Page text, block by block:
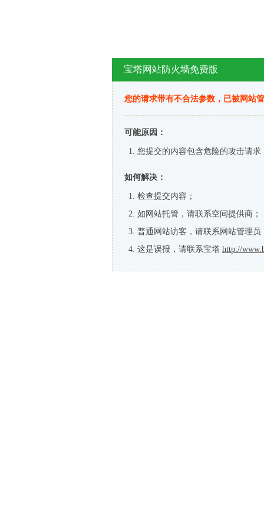
宝塔网站防火墙免费版
您的请求带有不合法参数，已被网站
可能原因：
您提交的内容包含危险的攻击请求
如何解决：
检查提交内容；
如网站托管，请联系空间提供商；
普通网站访客，请联系网站管理员
这是误报，请联系宝塔 http://